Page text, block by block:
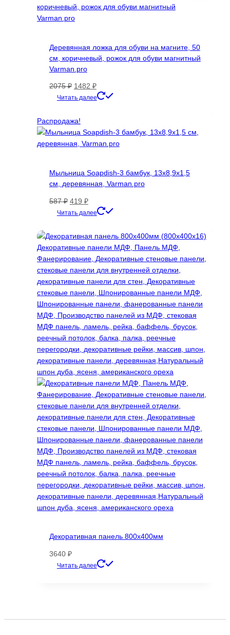
Деревянная ложка для обуви на магните, 50
см, коричневый, рожок для обуви магнитный
Varman.pro
2075₽ Первоначальная
цена
2075 ₽.
1482 ₽Текущая
цена:
Читать далее
Распродажа!
Мыльница Soapdish-3 бамбук, 13х8,9х1,5
см, деревянная, Varman.pro
587₽ Первоначальная
цена
587 ₽.
419 ₽Текущая
цена:
Читать далее
Декоративная панель 800х400мм
3640 ₽
Читать далее
Опции